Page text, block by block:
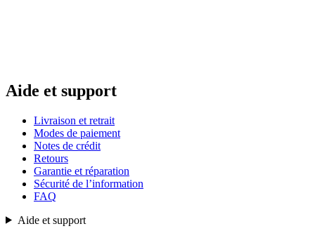
Aide et support
Livraison et retrait
Modes de paiement
Notes de crédit
Retours
Garantie et réparation
Sécurité de l’information
FAQ
Aide et support